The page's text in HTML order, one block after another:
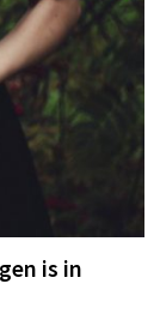
is in